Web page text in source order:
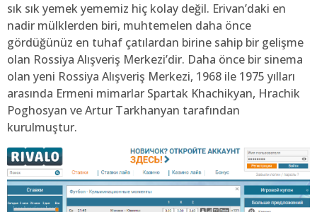
sık sık yemek yememiz hiç kolay değil. Erivan’daki en
nadir mülklerden biri, muhtemelen daha önce
gördüğünüz en tuhaf çatılardan birine sahip bir gelişme
olan Rossiya Alışveriş Merkezi’dir. Daha önce bir sinema
olan yeni Rossiya Alışveriş Merkezi, 1968 ile 1975 yılları
arasında Ermeni mimarlar Spartak Khachikyan, Hrachik
Poghosyan ve Artur Tarkhanyan tarafından
kurulmuştur.